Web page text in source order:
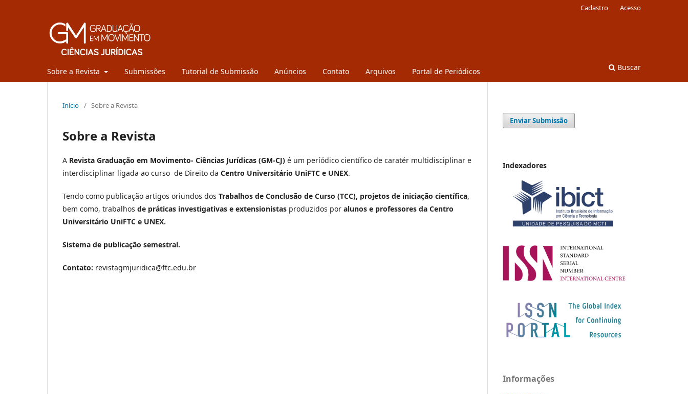
Sobre a Revista Submissões Tutorial de Submissão Anúncios Contato Arquivos Portal de Periódicos Buscar
Cadastro Acesso
Início / Sobre a Revista
Sobre a Revista
A Revista Graduação em Movimento- Ciências Jurídicas (GM-CJ) é um períódico científico de caratér multidisciplinar e
interdisciplinar ligada ao curso de Direito da Centro Universitário UniFTC e UNEX.
Tendo como publicação artigos oriundos dos Trabalhos de Conclusão de Curso (TCC), projetos de iniciação científica,
bem como, trabalhos de práticas investigativas e extensionistas produzidos por alunos e professores da Centro
Universitário UniFTC e UNEX.
Sistema de publicação semestral.
Contato: revistagmjuridica@ftc.edu.br
Enviar Submissão
Indexadores
Informações